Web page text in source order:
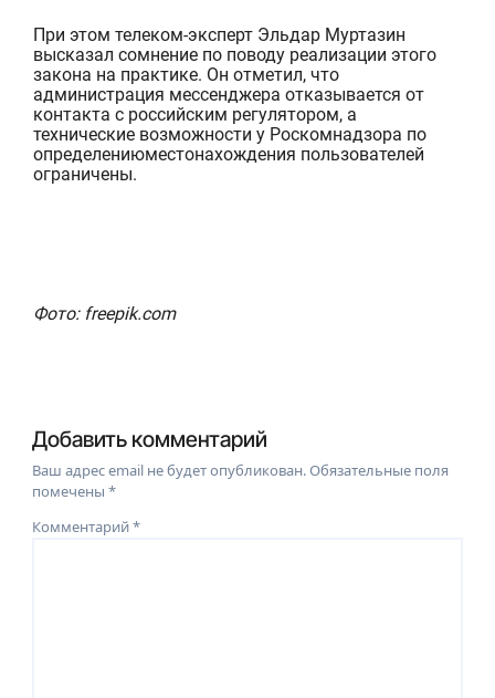
При этом телеком-эксперт Эльдар Муртазин
высказал сомнение по поводу реализации этого
закона на практике. Он отметил, что
администрация мессенджера отказывается от
контакта с российским регулятором, а
технические возможности у Роскомнадзора по
определениюместонахождения пользователей
ограничены.
Фото: freepik.com
Добавить комментарий
Ваш адрес email не будет опубликован.Обязательные поля
помечены*
Комментарий*